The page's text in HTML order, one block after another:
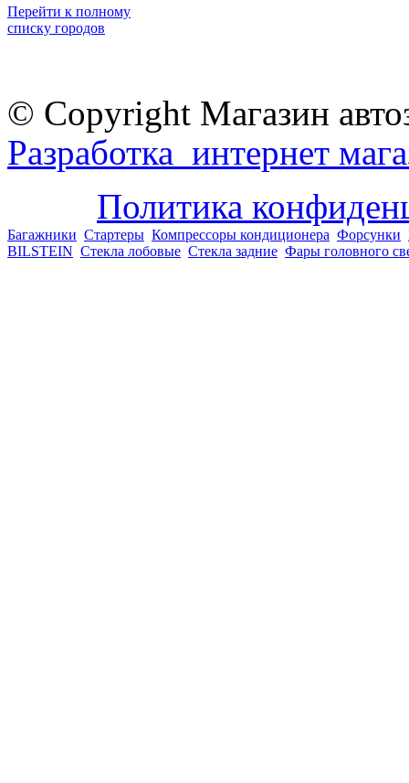
Перейти к полному
списку городов
© Copyright Магазин
Разработка интернет
Политика
Багажники Стартеры Компрессоры кондиционера Форсунки
BILSTEIN Стекла лобовые Стекла задние Фары головного